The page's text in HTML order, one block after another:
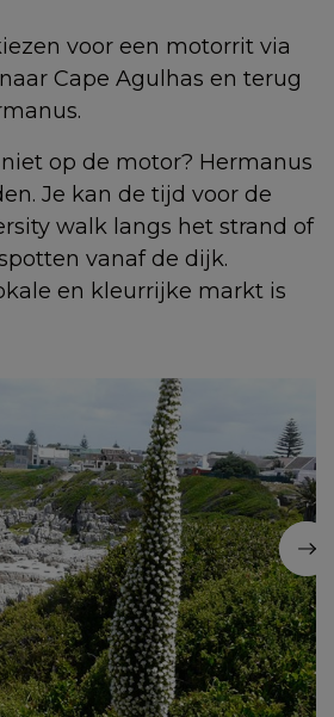
voor een motorrit via
Cape Agulhas en terug
op de motor? Hermanus
Je kan de tijd voor de
walk langs het strand of
vanaf de dijk.
en kleurrijke markt is